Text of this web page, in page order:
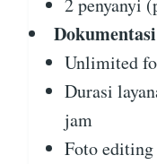
2 penyanyi
Unlimited
Durasi
jam
Foto